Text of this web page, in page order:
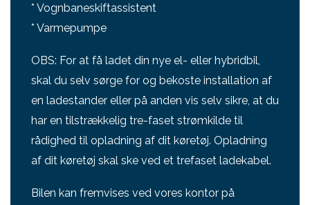
* Vognbaneskiftassistent
* Varmepumpe
OBS: For at få ladet din nye el- eller hybridbil,
skal du selv sørge for og bekoste installation af
en ladestander eller på anden vis selv sikre, at du
har en tilstrækkelig tre-faset strømkilde til
rådighed til opladning af dit køretøj. Opladning
af dit køretøj skal ske ved et trefaset ladekabel.
Bilen kan fremvises ved vores kontor på